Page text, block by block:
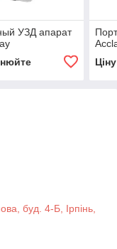
УЗД апарат
буд. 4-Б, Ірпінь,